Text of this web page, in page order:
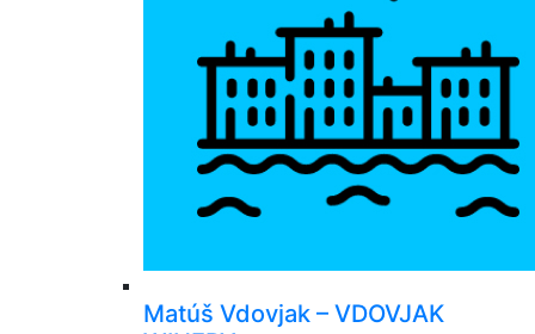
Matúš Vdovjak – VDOVJAK